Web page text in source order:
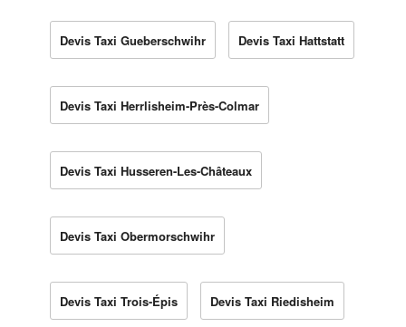
Devis Taxi Gueberschwihr Devis Taxi Hattstatt
Devis Taxi Herrlisheim-Près-Colmar
Devis Taxi Husseren-Les-Châteaux
Devis Taxi Obermorschwihr
Devis Taxi Trois-Épis Devis Taxi Riedisheim